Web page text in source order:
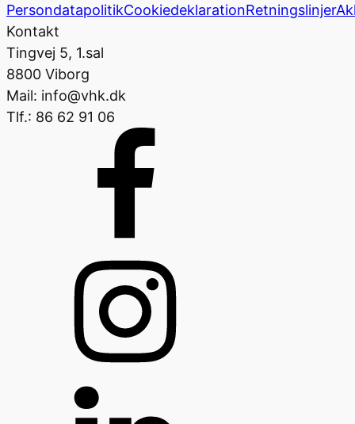
PersondatapolitikCookiedeklarationRetningslinjer
Kontakt
Tingvej 5, 1.sal
8800 Viborg
Mail: info@vhk.dk
Tlf.: 86 62 91 06